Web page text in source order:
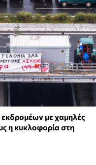
με χαμηλές
η κυκλοφορία στη